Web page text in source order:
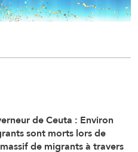
de Ceuta : Environ
sont morts lors de
de migrants à travers